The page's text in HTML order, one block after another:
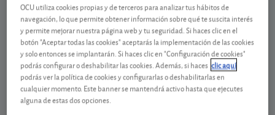
En los años en que los tipos oficiales se aferraban a
la banda del 0% solo algunos depósitos se atrevían a
ofrecer alguna décima más de rendimientos. Cuando
en el segundo semestre de 2022 el BCE cambió su
política monetaria elevando tipos, las letras del
Tesoro fueron las únicas que reflejaron esa subida
rápidamente, captando toda la atención de los
OCU utiliza cookies propias y de terceros para analizar tus hábitos de
navegación, lo que permite obtener información sobre qué te suscita interés
y permite mejorar nuestra página web y tu seguridad. Si haces clic en el
botón "Aceptar todas las cookies" aceptarás la implementación de las cookies
y solo entonces se implantarán. Si haces clic en "Configuración de cookies"
podrás configurar o deshabilitar las cookies. Además, si haces clic aquí
podrás ver la política de cookies y configurarlas o deshabilitarlas en
cualquier momento. Este banner se mantendrá activo hasta que ejecutes
alguna de estas dos opciones.